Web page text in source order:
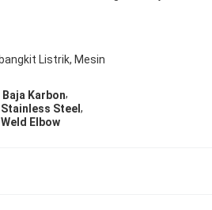
Listrik, Mesin
Karbon,
Steel ,
Elbow